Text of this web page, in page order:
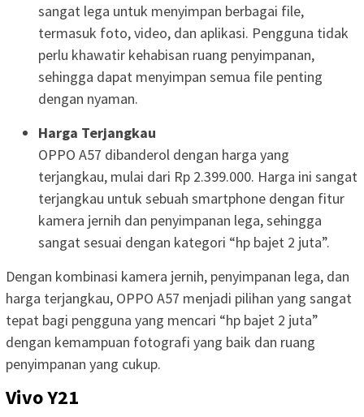
sangat lega untuk menyimpan berbagai file,
termasuk foto, video, dan aplikasi. Pengguna tidak
perlu khawatir kehabisan ruang penyimpanan,
sehingga dapat menyimpan semua file penting
dengan nyaman.
Harga Terjangkau
OPPO A57 dibanderol dengan harga yang
terjangkau, mulai dari Rp 2.399.000. Harga ini sangat
terjangkau untuk sebuah smartphone dengan fitur
kamera jernih dan penyimpanan lega, sehingga
sangat sesuai dengan kategori “hp bajet 2 juta”.
Dengan kombinasi kamera jernih, penyimpanan lega, dan
harga terjangkau, OPPO A57 menjadi pilihan yang sangat
tepat bagi pengguna yang mencari “hp bajet 2 juta”
dengan kemampuan fotografi yang baik dan ruang
penyimpanan yang cukup.
Vivo Y21